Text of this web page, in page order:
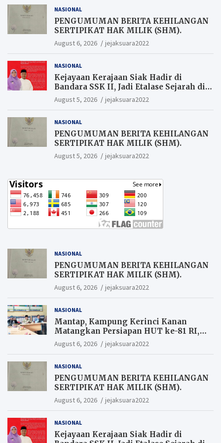
NASIONAL
PENGUMUMAN BERITA KEHILANGAN
SERTIPIKAT HAK MILIK (SHM).
August 6, 2026 jejaksuara2022
NASIONAL
Kejayaan Kerajaan Siak Hadir di
Bandara SSK II, Jadi Etalase Sejarah di
Gerbang Riau
August 5, 2026 jejaksuara2022
NASIONAL
PENGUMUMAN BERITA KEHILANGAN
SERTIPIKAT HAK MILIK (SHM).
August 5, 2026 jejaksuara2022
NASIONAL
PENGUMUMAN BERITA KEHILANGAN
SERTIPIKAT HAK MILIK (SHM).
August 6, 2026 jejaksuara2022
NASIONAL
Mantap, Kampung Kerinci Kanan
Matangkan Persiapan HUT ke-81 RI,
Warga yang ikut Upacara
Berkesempatan Raih Hadiah
August 6, 2026 jejaksuara2022
NASIONAL
PENGUMUMAN BERITA KEHILANGAN
SERTIPIKAT HAK MILIK (SHM).
August 6, 2026 jejaksuara2022
NASIONAL
Kejayaan Kerajaan Siak Hadir di